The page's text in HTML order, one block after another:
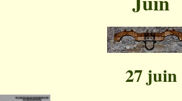
27 juin